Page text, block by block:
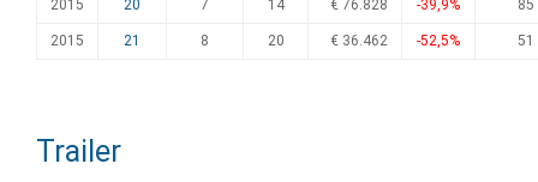
2015 20 7 14 € 76.828 -39,9% 85
2015 21 8 20 € 36.462 -52,5% 51
Trailer